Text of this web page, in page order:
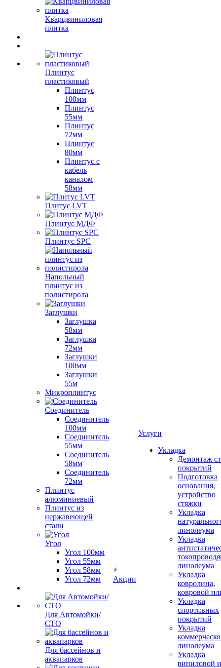
Кварцвиниловая
плитка
Плинтус
пластиковый
Плинтус
100мм
Плинтус
55мм
Плинтус
72мм
Плинтус
80мм
Плинтус с
кабель
каналом
58мм
Плитус LVT
Плинтус МДФ
Плинтус SPC
Напольный
плинтус из
полистирола
Заглушки
Заглушка
58мм
Заглушка
72мм
Заглушки
100мм
Заглушки
55м
Микроплинтус
Соединитель
Соединитель
100мм
Соединитель
55мм
Соединитель
58мм
Соединитель
72мм
Плинтус
алюминиевый
Плинтус из
нержавеющей
стали
Угол
Угол 100мм
Угол 55мм
Угол 58мм
Угол 72мм
Для Автомойки/
СТО
Для бассейнов и
аквапарков
Акции
Услуги
Укладка
Демонтаж
покрытий
Подготовка
основания,
устройство
стяжки
Укладка
линолеума
Укладка
линолеума
Укладка
ковролина,
ковровой
Укладка
спортивных
покрытий
Укладка
линолеума
Укладка
виниловой и